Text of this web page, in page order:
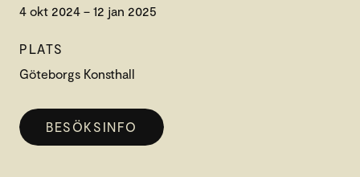
4 okt 2024 – 12 jan 2025
PLATS
Göteborgs Konsthall
BESÖKSINFO